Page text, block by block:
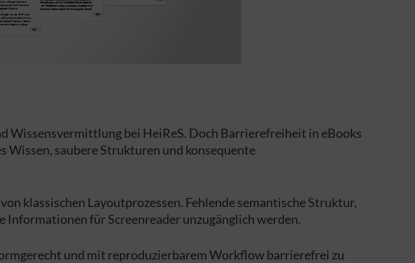
bei HeiReS. Doch Barrierefreiheit in eBooks
Wissen, saubere Strukturen und konsequente
klassischen Layoutprozessen. Fehlende semantische Struktur,
für Screenreader unzugänglich werden.
und mit reproduzierbarem Workflow barrierefrei zu